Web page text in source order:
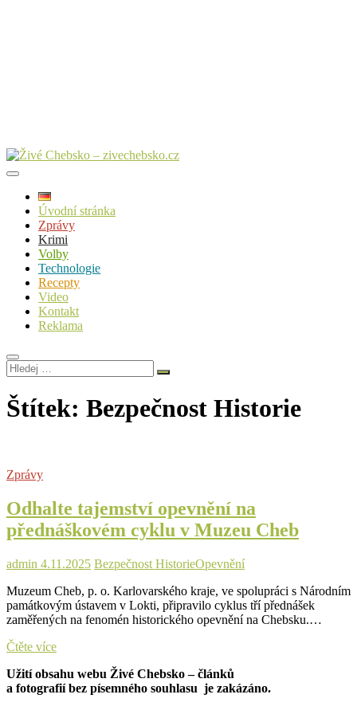
Úvodní stránka
Zprávy
Krimi
Volby
Technologie
Recepty
Video
Kontakt
Reklama
Hledej
…
Štítek: Bezpečnost Historie
Zprávy
Odhalte tajemství opevnění na
přednáškovém cyklu v Muzeu Cheb
admin 4.11.2025 Bezpečnost HistorieOpevnění
Muzeum Cheb, p. o. Karlovarského kraje, ve spolupráci s Národním
památkovým ústavem v Lokti, připravilo cyklus tří přednášek
zaměřených na fenomén historického opevnění na Chebsku.…
Čtěte víceOdhalte
opevnění
na
Užití obsahu webu Živé Chebsko – článků
a fotografií bez písemného souhlasu je zakázáno.